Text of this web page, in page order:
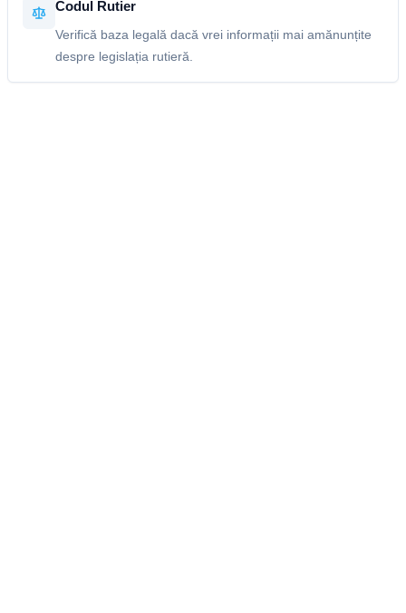
Codul Rutier
Verifică baza legală dacă vrei informații mai amănunțite
despre legislația rutieră.